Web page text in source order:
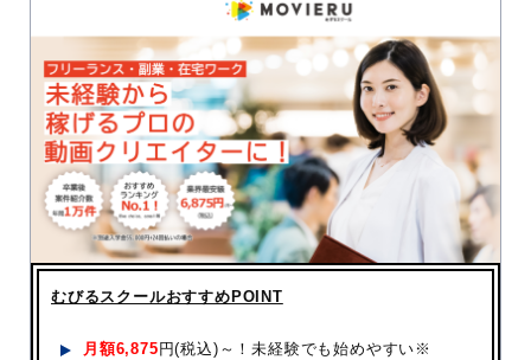
むびるスクールおすすめPOINT
月額6,875 円(税込)～！未経験でも始めやすい※